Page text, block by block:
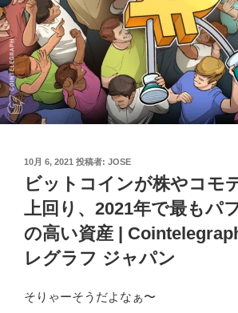
投
稿
日:
10月 6, 2021 投稿者: JOSE
ビットコインが株やコモ
上回り、2021年で最もパ
の高い資産 |
レグラフ ジャパン
そりゃーそうだよなぁ〜